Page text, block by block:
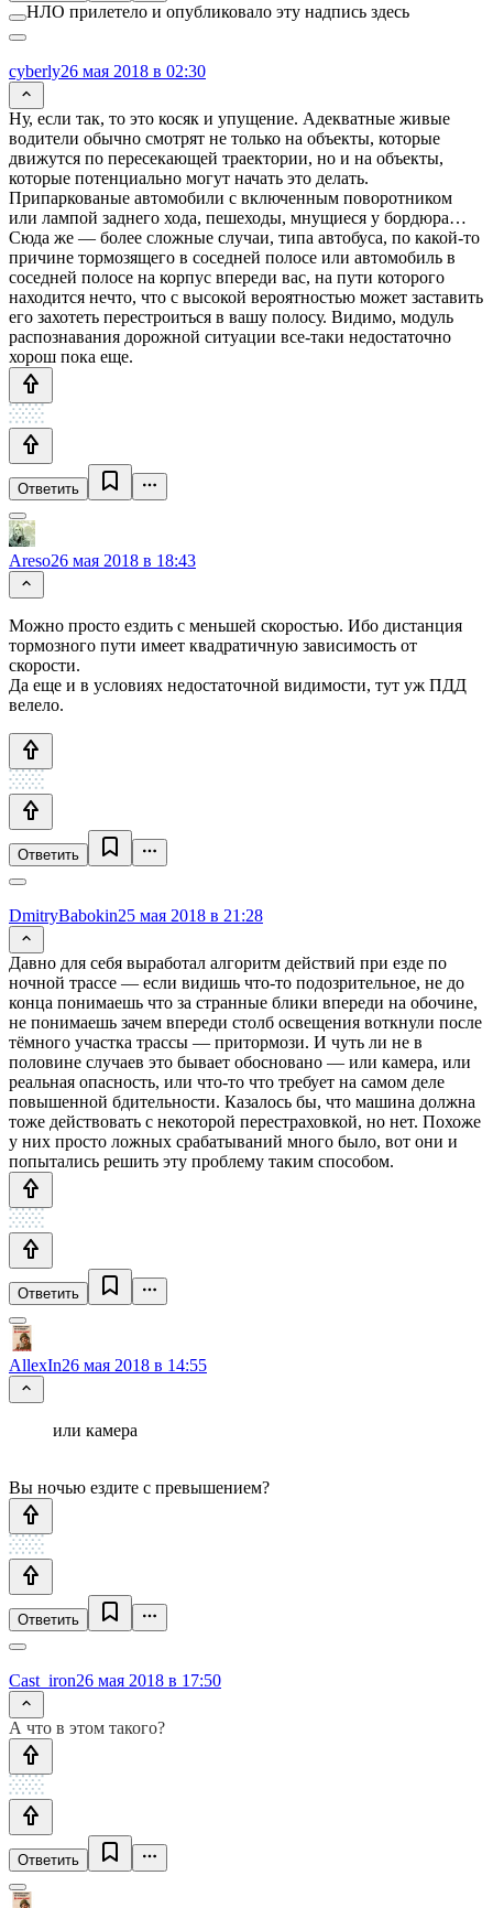
НЛО прилетело и опубликовало эту надпись здесь
cyberly26 мая 2018 в 02:30
Ну, если так, то это косяк и упущение. Адекватные живые
водители обычно смотрят не только на объекты, которые
движутся по пересекающей траектории, но и на объекты,
которые потенциально могут начать это делать.
Припаркованые автомобили с включенным поворотником
или лампой заднего хода, пешеходы, мнущиеся у бордюра…
Сюда же — более сложные случаи, типа автобуса, по какой-то
причине тормозящего в соседней полосе или автомобиль в
соседней полосе на корпус впереди вас, на пути которого
находится нечто, что с высокой вероятностью может заставить
его захотеть перестроиться в вашу полосу. Видимо, модуль
распознавания дорожной ситуации все-таки недостаточно
хорош пока еще.
Ответить
Areso26 мая 2018 в 18:43
Можно просто ездить с меньшей скоростью. Ибо дистанция
тормозного пути имеет квадратичную зависимость от
скорости.
Да еще и в условиях недостаточной видимости, тут уж ПДД
велело.
Ответить
DmitryBabokin25 мая 2018 в 21:28
Давно для себя выработал алгоритм действий при езде по
ночной трассе — если видишь что-то подозрительное, не до
конца понимаешь что за странные блики впереди на обочине,
не понимаешь зачем впереди столб освещения воткнули после
тёмного участка трассы — притормози. И чуть ли не в
половине случаев это бывает обосновано — или камера, или
реальная опасность, или что-то что требует на самом деле
повышенной бдительности. Казалось бы, что машина должна
тоже действовать с некоторой перестраховкой, но нет. Похоже
у них просто ложных срабатываний много было, вот они и
попытались решить эту проблему таким способом.
Ответить
AllexIn26 мая 2018 в 14:55
или камера
Вы ночью ездите с превышением?
Ответить
Cast_iron26 мая 2018 в 17:50
А что в этом такого?
Ответить